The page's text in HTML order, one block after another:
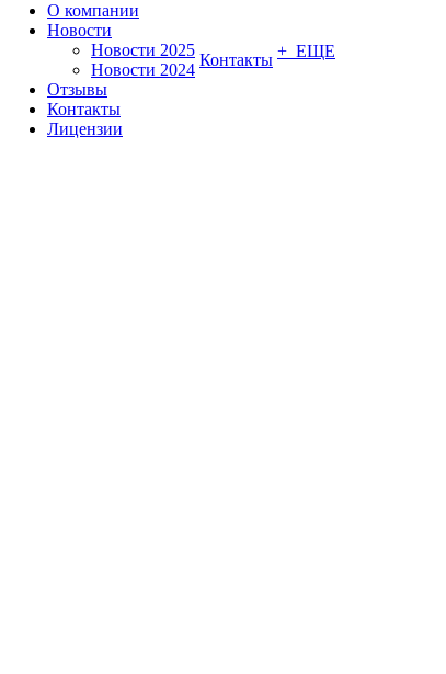
О компании
Новости
Новости 2025
Новости 2024
Отзывы
Контакты
Лицензии
Контакты + ЕЩЕ